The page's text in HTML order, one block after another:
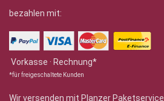
bezahlen mit:
Vorkasse · Rechnung*
*für freigeschaltete Kunden
Wir versenden mit Planzer Paketservice